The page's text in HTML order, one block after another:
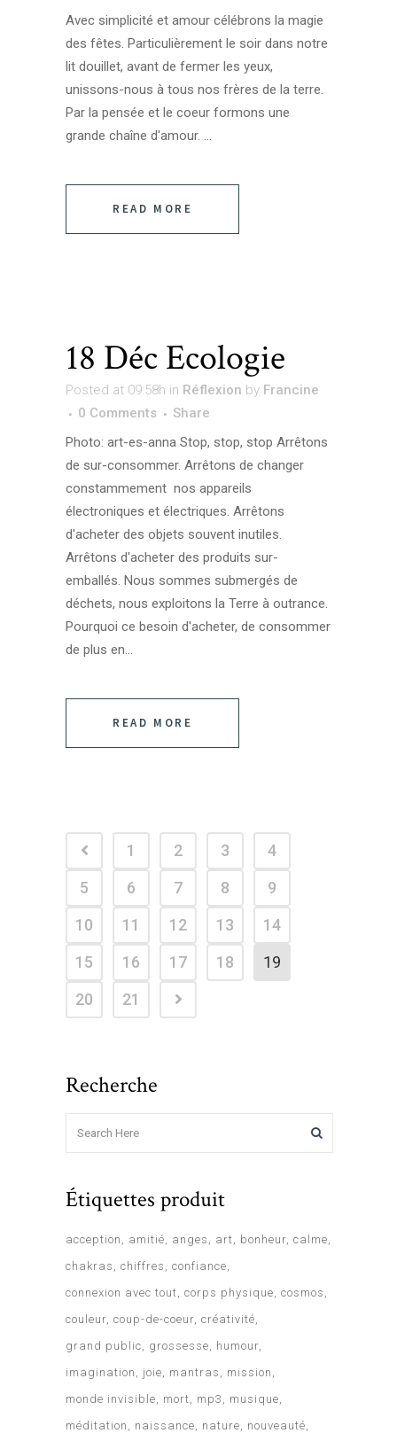
Avec simplicité et amour célébrons la magie
des fêtes. Particulièrement le soir dans notre
lit douillet, avant de fermer les yeux,
unissons-nous à tous nos frères de la terre.
Par la pensée et le coeur formons une
grande chaîne d'amour. ...
READ MORE
18 DécEcologie
Posted at 09:58h in Réflexion by Francine
0 Comments
Share
Photo: art-es-anna Stop, stop, stop Arrêtons
de sur-consommer. Arrêtons de changer
constammement nos appareils
électroniques et électriques. Arrêtons
d'acheter des objets souvent inutiles.
Arrêtons d'acheter des produits sur-
emballés. Nous sommes submergés de
déchets, nous exploitons la Terre à outrance.
Pourquoi ce besoin d'acheter, de consommer
de plus en...
READ MORE
1 2 3
4
5
6 7 8
9
10
11 12 13
14
15
16 17 18
19
20
21
Recherche
Étiquettes produit
acception amitié anges art bonheur calme
chakras
chiffres
confiance
connexion avec tout corps physique cosmos
couleur coup-de-coeur créativité
grand public
grossesse
humour
imagination
joie mantras
mission
monde invisible
mort mp3
musique
méditation
naissance nature
nouveauté